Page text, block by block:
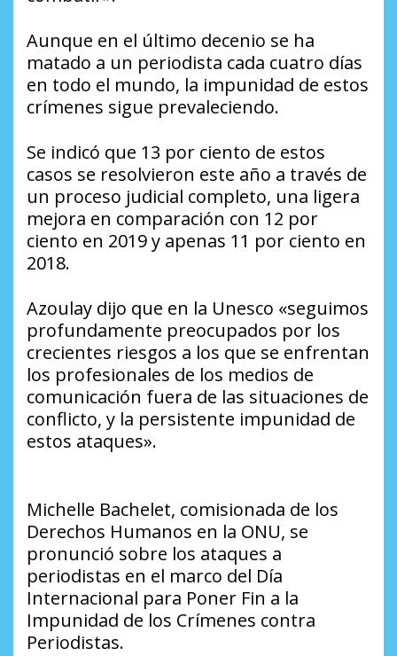
Aunque en el último decenio se ha
matado a un periodista cada cuatro días
en todo el mundo, la impunidad de estos
crímenes sigue prevaleciendo.
Se indicó que 13 por ciento de estos
casos se resolvieron este año a través de
un proceso judicial completo, una ligera
mejora en comparación con 12 por
ciento en 2019 y apenas 11 por ciento en
2018.
Azoulay dijo que en la Unesco «seguimos
profundamente preocupados por los
crecientes riesgos a los que se enfrentan
los profesionales de los medios de
comunicación fuera de las situaciones de
conflicto, y la persistente impunidad de
estos ataques».
Michelle Bachelet, comisionada de los
Derechos Humanos en la ONU, se
pronunció sobre los ataques a
periodistas en el marco del Día
Internacional para Poner Fin a la
Impunidad de los Crímenes contra
Periodistas.